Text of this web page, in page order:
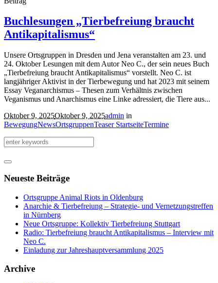
Buchlesungen „Tierbefreiung braucht
Antikapitalismus“
Unsere Ortsgruppen in Dresden und Jena veranstalten am 23. und
24. Oktober Lesungen mit dem Autor Neo C., der sein neues Buch
„Tierbefreiung braucht Antikapitalismus“ vorstellt. Neo C. ist
langjähriger Aktivist in der Tierbewegung und hat 2023 mit seinem
Essay Veganarchismus – Thesen zum Verhältnis zwischen
Veganismus und Anarchismus eine Linke adressiert, die Tiere aus...
Oktober 9, 2025Oktober 9, 2025admin in
BewegungNewsOrtsgruppenTeaser StartseiteTermine
Neueste Beiträge
Ortsgruppe Animal Riots in Oldenburg
Anarchie & Tierbefreiung – Strategie- und Vernetzungstreffen
in Nürnberg
Neue Ortsgruppe: Kollektiv Tierbefreiung Stuttgart
Radio: Tierbefreiung braucht Antikapitalismus – Interview mit
Neo C.
Einladung zur Jahreshauptversammlung 2025
Archive